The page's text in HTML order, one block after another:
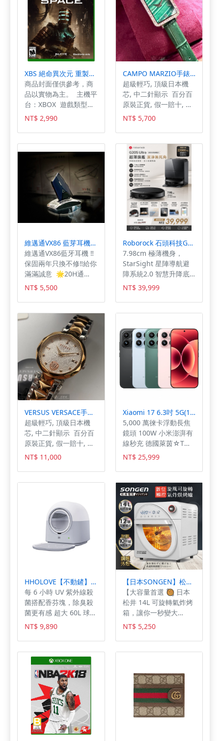
XBS 絕命異次元 重製版 中文版
商品封面僅供參考，商
品以實物為主。 主機平
台：XBOX 遊戲類型：
冒險 首發地區：全球
首發日期：2023-01-28
台灣發售：2023-01-28
遊戲人數：1人 作品分
級：限制級 製作廠商：
Motive Studios 發行
廠商：Electronic Arts
NT$ 2,990
CAMPO MARZIO手錶,編號CMW0001,20mm, 26mm玫瑰金錶殼,綠錶帶款
超級輕巧, 頂級日本機
芯, 中二針顯示 百分百
原裝正貨, 假一賠十, 老
店精選，售後有保障,星
晴錶業為您呈現CAMPO
MARZIO凱博馬爾茲女
錶CMW0001，20mm
和26mm錶殼直徑，獨
特方形設計展現不凡品
味。
NT$ 5,700
維邁通VX86 藍芽耳機 (送磁吸充電底座)
維邁通VX86藍牙耳機 ‼️
保固兩年只換不修‼️給你
滿滿誠意 🌟20H通
話、30H連續音樂、
25H連續對講 🌟電池容
量增加40% 超長續航
(1400mAh) 🌟Ai智慧降
噪高速193KM實測通話
仍然清晰 🌟藍牙5.2＋
5.3 連線更穩定延遲更
低 🌟通話音質全面升
級，8K提升至16K 🌟
JBL × Harman 專業調
音 🌟16人 MESH 網狀
對講 🌟可加購多彩外殼
更換 🌟全自研磁吸自動
吸附+結構雙重鎖定 🌟
打破常規溝通界限不限
距離無需APP ⚠️維邁通
獨家APP⚠️ ✅音效設定
✅廣播電台✅混音功能
✅騎乘路徑✅目前位置
NT$ 5,500
Roborock 石頭科技G20S Ultra扁幅俠掃拖機器人(7.98超薄/星陣導航/零纏繞/底盤升降/恆濕拖地/80度熱水洗/22000PA)
7.98cm 極薄機身，
StarSight 星陣導航避
障系統2.0 智慧升降底
盤 吸力增強版 三重零纏
繞清掃系統
NT$ 39,999
VERSUS VERSACE手錶,編號VV00365,32mm玫瑰金芒星精鋼錶殼,白色中二針顯示錶面,金銀相間精鋼錶帶款
超級輕巧, 頂級日本機
芯, 中二針顯示 百分百
原裝正貨, 假一賠十, 總
代理星晴錶業台灣公司
貨，有保障,
NT$ 11,000
Xiaomi 17 6.3吋 5G(12G/512G/第五代驍龍8850W/主相機徠卡5000萬像素光學變焦
5,000 萬徠卡浮動長焦
鏡頭 100W 小米澎湃有
線秒充 德國萊茵☆T☆V
三重護眼認證
NT$ 25,999
HHOLOVE【不動鏟】全自動除臭貓砂機
每 6 小時 UV 紫外線殺
菌搭配香芬塊，除臭殺
菌更有感 超大 60L 球型
倉，最大可提供 10kg
的貓咪寬敞空間、自由
轉身 三重防護搭配多個
高傳感器協作，確保貓
咪使用安全
NT$ 9,890
【日本SONGEN】松井14L可旋轉氣炸鍋烘烤爐/氣炸烤箱(SG-1430AF)
【大容量首選 🥘 日本
松井 14L 可旋轉氣炸烤
箱，讓你一秒變大
廚！】 家裡廚房不大，
想買氣炸鍋又想買烤
箱，夾在中間好崩潰？
一般氣炸鍋容量太小，
途還要手動翻面？ 全新
【日本SONGEN】松井
14L 可旋轉氣炸鍋烘烤
爐 (SG-1430AF)，直接
幫你把廚房配備升級到
NT$ 5,250